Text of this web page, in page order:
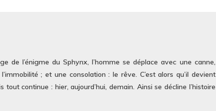
de l’énigme du Sphynx, l’homme se déplace avec une canne,
; et une consolation : le rêve. C’est alors qu’il devient
continue : hier, aujourd’hui, demain. Ainsi se décline l’histoire